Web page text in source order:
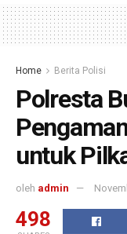
Home Berita Polisi
Polresta
untuk
oleh admin
498